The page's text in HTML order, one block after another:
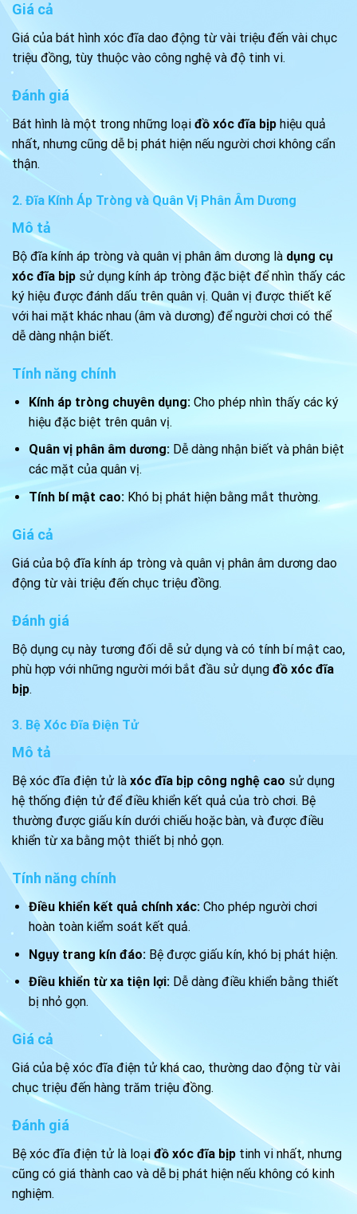
Giá cả
Giá của bát hình xóc đĩa dao động từ vài triệu đến vài chục
triệu đồng, tùy thuộc vào công nghệ và độ tinh vi.
Đánh giá
Bát hình là một trong những loại đồ xóc đĩa bịp hiệu quả
nhất, nhưng cũng dễ bị phát hiện nếu người chơi không cẩn
thận.
2. Đĩa Kính Áp Tròng và Quân Vị Phân Âm Dương
Mô tả
Bộ đĩa kính áp tròng và quân vị phân âm dương là dụng cụ
xóc đĩa bịp sử dụng kính áp tròng đặc biệt để nhìn thấy các
ký hiệu được đánh dấu trên quân vị. Quân vị được thiết kế
với hai mặt khác nhau (âm và dương) để người chơi có thể
dễ dàng nhận biết.
Tính năng chính
Kính áp tròng chuyên dụng:Cho phép nhìn thấy các ký
hiệu đặc biệt trên quân vị.
Quân vị phân âm dương:Dễ dàng nhận biết và phân biệt
các mặt của quân vị.
Tính bí mật cao:Khó bị phát hiện bằng mắt thường.
Giá cả
Giá của bộ đĩa kính áp tròng và quân vị phân âm dương dao
động từ vài triệu đến chục triệu đồng.
Đánh giá
Bộ dụng cụ này tương đối dễ sử dụng và có tính bí mật cao,
phù hợp với những người mới bắt đầu sử dụng đồ xóc đĩa
bịp.
3. Bệ Xóc Đĩa Điện Tử
Mô tả
Bệ xóc đĩa điện tử là xóc đĩa bịp công nghệ cao sử dụng
hệ thống điện tử để điều khiển kết quả của trò chơi. Bệ
thường được giấu kín dưới chiếu hoặc bàn, và được điều
khiển từ xa bằng một thiết bị nhỏ gọn.
Tính năng chính
Điều khiển kết quả chính xác:Cho phép người chơi
hoàn toàn kiểm soát kết quả.
Ngụy trang kín đáo:Bệ được giấu kín, khó bị phát hiện.
Điều khiển từ xa tiện lợi:Dễ dàng điều khiển bằng thiết
bị nhỏ gọn.
Giá cả
Giá của bệ xóc đĩa điện tử khá cao, thường dao động từ vài
chục triệu đến hàng trăm triệu đồng.
Đánh giá
Bệ xóc đĩa điện tử là loại đồ xóc đĩa bịp tinh vi nhất, nhưng
cũng có giá thành cao và dễ bị phát hiện nếu không có kinh
nghiệm.